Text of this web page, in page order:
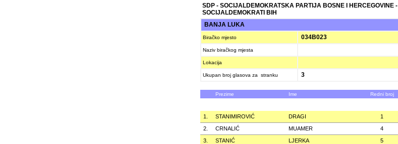
SDP - SOCIJALDEMOKRATSKA PARTIJA BOSNE I HERCEGOVINE -
SOCIJALDEMOKRATI BIH
BANJA LUKA
Biračko mjesto 034B023
Naziv biračkog mjesta
Lokacija
Ukupan broj glasova za stranku 3
Prezime Ime Redni broj
1. STANIMIROVIĆ DRAGI 1
2.
CRNALIĆ MUAMER 4
3.
STANIĆ LJERKA 5